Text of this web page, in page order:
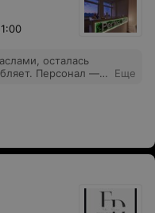
осталась
Персонал —
Еще